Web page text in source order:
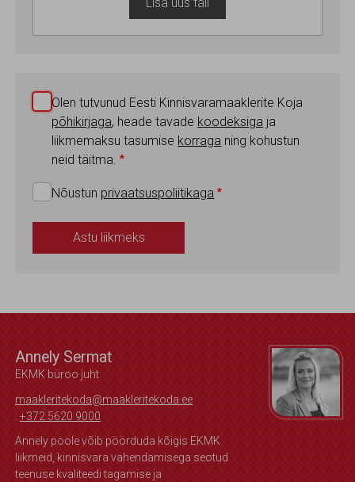
Olen tutvunud Eesti Kinnisvaramaaklerite Koja
põhikirjaga, heade tavade koodeksiga ja
liikmemaksu tasumise korraga ning kohustun
neid täitma.*
Nõustun privaatsuspoliitikaga *
Astu liikmeks
Annely Sermat
EKMK büroo juht
maakleritekoda@maakleritekoda.ee
: +372 5620 9000
Annely poole võib pöörduda kõigis EKMK
liikmeid, kinnisvara vahendamisega seotud
teenuse kvaliteedi tagamise ja